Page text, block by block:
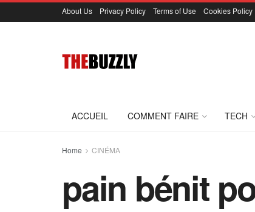
About Us Privacy Policy Terms of Use Cookies Policy
ACCUEIL COMMENT FAIRE TECH
Home CINÉMA
pain bénit